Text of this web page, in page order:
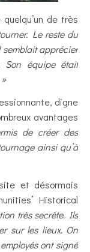
de très
Le reste du
apprécier
Son équipe était
digne
avantages
de créer des
ainsi qu’à
et désormais
Historical
très secrète. Ils
sur les lieux. On
ont signé